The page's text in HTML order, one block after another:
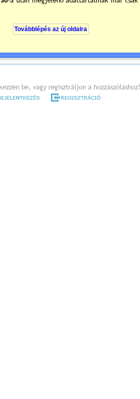
tájékoztatók »
be, vagy regisztráljon a hozzászóláshoz!